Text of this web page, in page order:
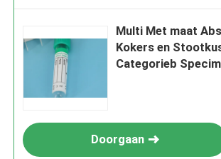
Multi Met maat
Kokers en
Categorieb
Doorgaan